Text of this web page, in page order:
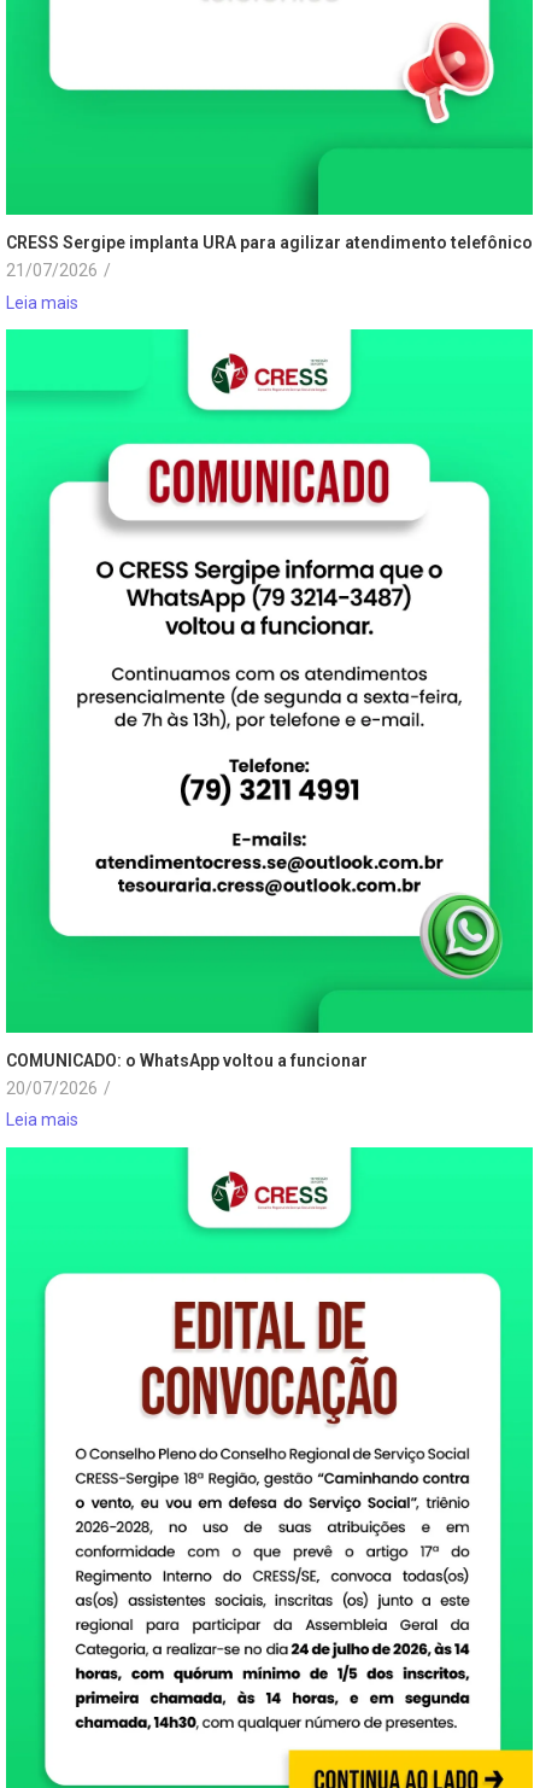
CRESS Sergipe implanta URA para agilizar atendimento telefônico
21/07/2026 /
Leia mais
COMUNICADO: o WhatsApp voltou a funcionar
20/07/2026 /
Leia mais